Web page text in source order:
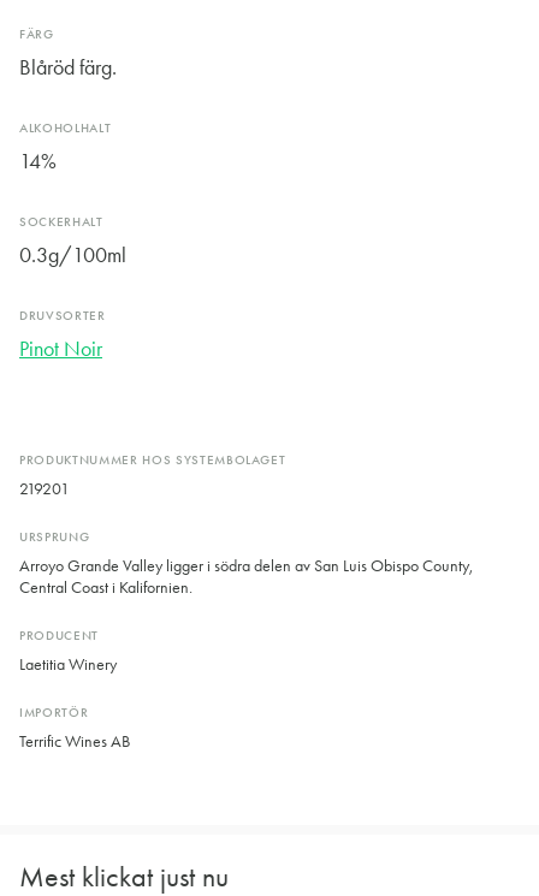
PRODUKTNUMMER HOS SYSTEMBOLAGET
219201
URSPRUNG
Arroyo Grande Valley ligger i södra delen av San Luis Obispo County,
Central Coast i Kalifornien.
PRODUCENT
Laetitia Winery
IMPORTÖR
Terrific Wines AB
FÄRG
Blåröd färg.
ALKOHOLHALT
14%
SOCKERHALT
0.3g/100ml
DRUVSORTER
Pinot Noir
Mest klickat just nu